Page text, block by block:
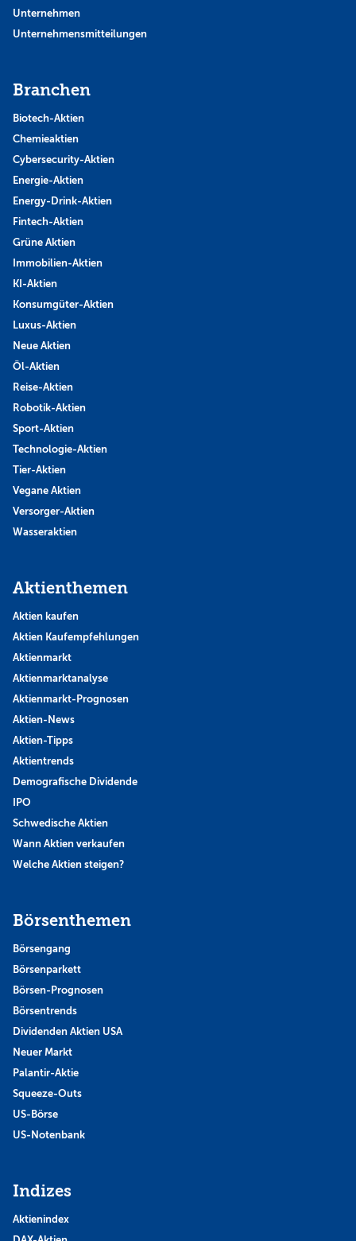
Unternehmen
Unternehmensmitteilungen
Branchen
Biotech-Aktien
Chemieaktien
Cybersecurity-Aktien
Energie-Aktien
Energy-Drink-Aktien
Fintech-Aktien
Grüne Aktien
Immobilien-Aktien
KI-Aktien
Konsumgüter-Aktien
Luxus-Aktien
Neue Aktien
Öl-Aktien
Reise-Aktien
Robotik-Aktien
Sport-Aktien
Technologie-Aktien
Tier-Aktien
Vegane Aktien
Versorger-Aktien
Wasseraktien
Aktienthemen
Aktien kaufen
Aktien Kaufempfehlungen
Aktienmarkt
Aktienmarktanalyse
Aktienmarkt-Prognosen
Aktien-News
Aktien-Tipps
Aktientrends
Demografische Dividende
IPO
Schwedische Aktien
Wann Aktien verkaufen
Welche Aktien steigen?
Börsenthemen
Börsengang
Börsenparkett
Börsen-Prognosen
Börsentrends
Dividenden Aktien USA
Neuer Markt
Palantir-Aktie
Squeeze-Outs
US-Börse
US-Notenbank
Indizes
Aktienindex